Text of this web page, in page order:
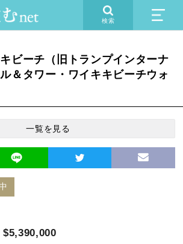
検索
ビーチ（旧トランプインターナ
＆タワー・ワイキキビーチウォ
一覧を見る
$5,390,000